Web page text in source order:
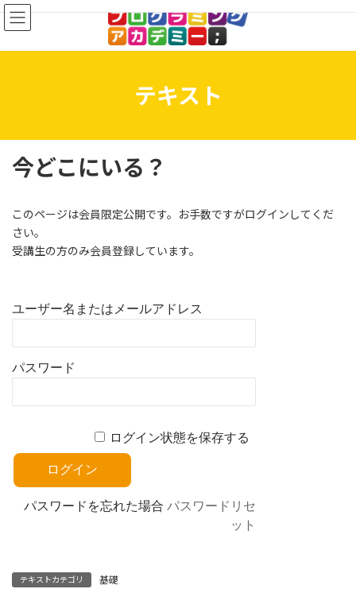
コ
ン
ン
ナ
ビ
ー
テキスト
今どこにいる？
このページは会員限定公開です。お手数ですがログインしてくだ
さい。
受講生の方のみ会員登録しています。
ユーザー名またはメールアドレス
パスワード
ログイン状態を保存する
パスワードを忘れた場合パスワードリセ
ット
テキストカテゴリ 基礎